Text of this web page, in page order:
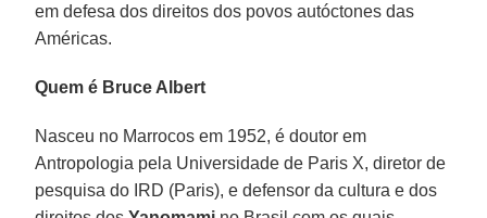
em defesa dos direitos dos povos autóctones das
Américas.
Quem é Bruce Albert
Nasceu no Marrocos em 1952, é doutor em
Antropologia pela Universidade de Paris X, diretor de
pesquisa do IRD (Paris), e defensor da cultura e dos